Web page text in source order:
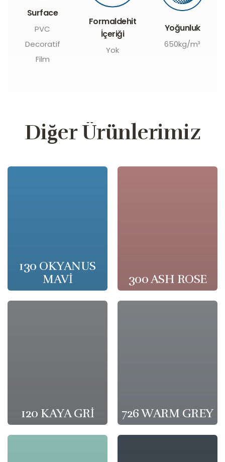
Surface
PVC
Decoratif
Film
Formaldehit
İçeriği
Yok
Yoğunluk
650kg/m³
Diğer Ürünlerimiz
130 OKYANUS
MAVİ
300 ASH ROSE
120 KAYA GRİ 726 WARM GREY